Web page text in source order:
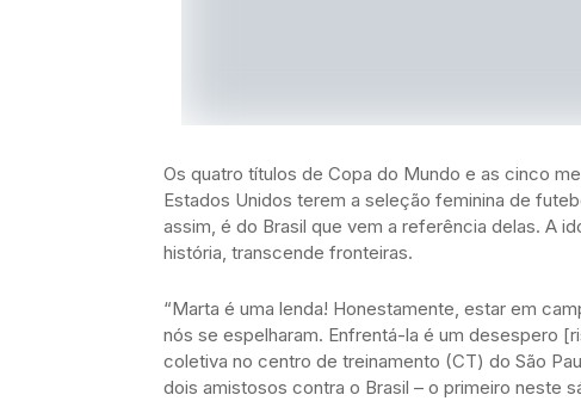
Os quatro títulos de Copa do Mundo e as cinco
Estados Unidos terem a seleção feminina de
assim, é do Brasil que vem a referência delas. A
história, transcende fronteiras.
“Marta é uma lenda! Honestamente, estar em
nós se espelharam. Enfrentá-la é um desespero
coletiva no centro de treinamento (CT) do São
dois amistosos contra o Brasil – o primeiro neste